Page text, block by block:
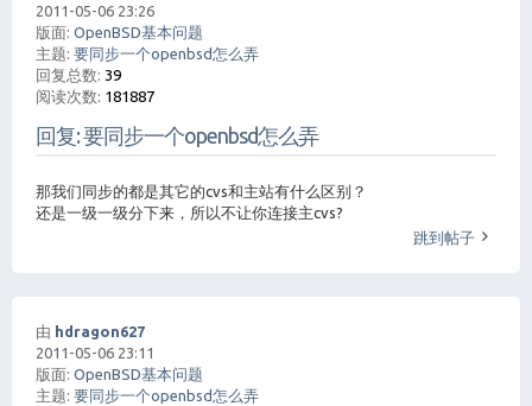
2011-05-06 23:26
版面: OpenBSD基本问题
主题: 要同步一个openbsd怎么弄
回复总数: 39
阅读次数: 181887
回复: 要同步一个openbsd怎么弄
那我们同步的都是其它的cvs和主站有什么区别？
还是一级一级分下来，所以不让你连接主cvs?
跳到帖子
由 hdragon627
2011-05-06 23:11
版面: OpenBSD基本问题
主题: 要同步一个openbsd怎么弄